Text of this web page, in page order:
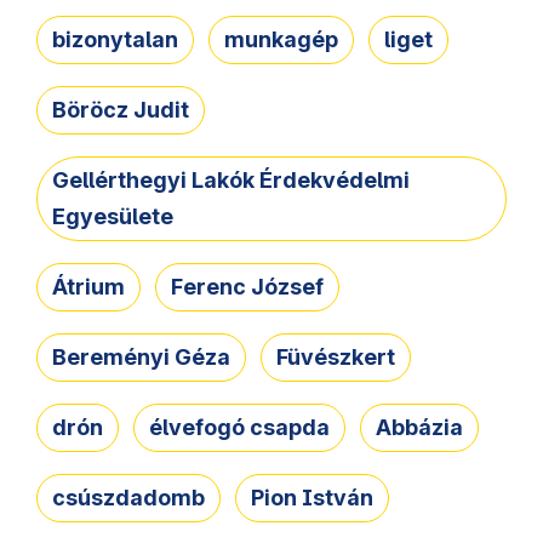
bizonytalan munkagép liget
Böröcz Judit
Gellérthegyi Lakók Érdekvédelmi
Egyesülete
Átrium Ferenc József
Bereményi Géza Füvészkert
drón élvefogó csapda Abbázia
csúszdadomb Pion István